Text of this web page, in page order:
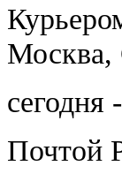
Москва,
сегодня
Почтой